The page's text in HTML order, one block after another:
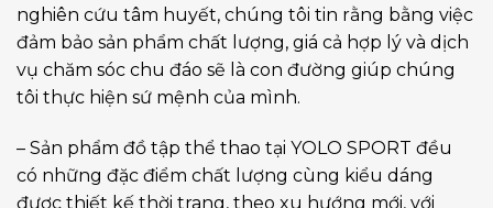
nghiên cứu tâm huyết, chúng tôi tin rằng bằng việc
đảm bảo sản phẩm chất lượng, giá cả hợp lý và dịch
vụ chăm sóc chu đáo sẽ là con đường giúp chúng
tôi thực hiện sứ mệnh của mình.
– Sản phẩm đồ tập thể thao tại YOLO SPORT đều
có những đặc điểm chất lượng cùng kiểu dáng
được thiết kế thời trang, theo xu hướng mới, với